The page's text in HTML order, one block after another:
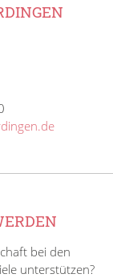
bei den
unterstützen?